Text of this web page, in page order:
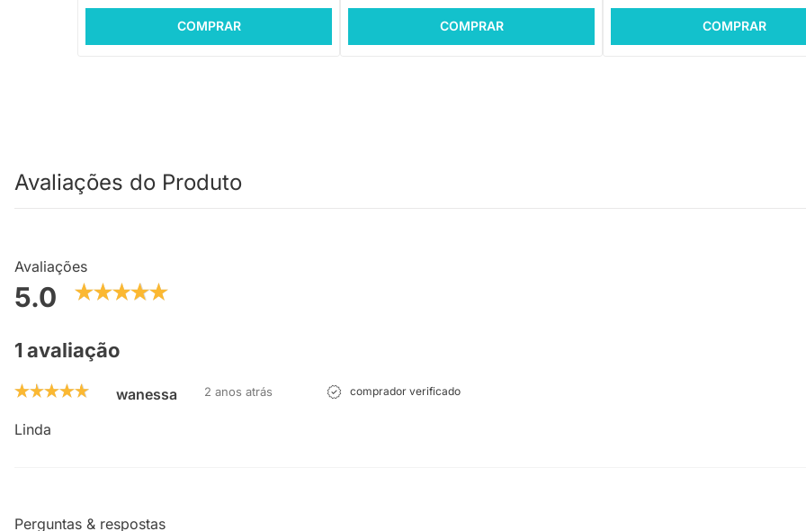
COMPRAR COMPRAR COMPRAR
Avaliações do Produto
Avaliações
5.0
1 avaliação
wanessa 2 anos atrás comprador verificado
Linda
Perguntas & respostas